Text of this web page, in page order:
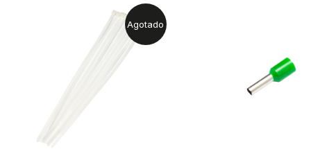
Agotado